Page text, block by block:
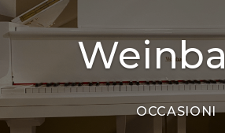
OCCASIONI